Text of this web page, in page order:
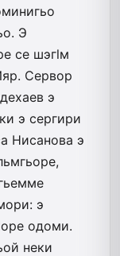
Э
се шэгlм
Сервор
э
э сергири
Нисанова э
э
одоми.
неки